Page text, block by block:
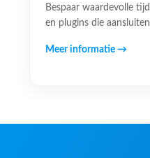
Bespaar waardevolle
en plugins die
Meer informatie →